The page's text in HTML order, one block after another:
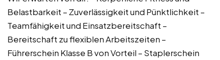
Belastbarkeit – Zuverlässigkeit und Pünktlichkeit –
Teamfähigkeit und Einsatzbereitschaft –
Bereitschaft zu flexiblen Arbeitszeiten –
Führerschein Klasse B von Vorteil – Staplerschein